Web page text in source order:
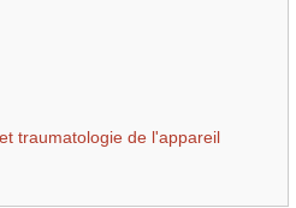
traumatologie de l'appareil